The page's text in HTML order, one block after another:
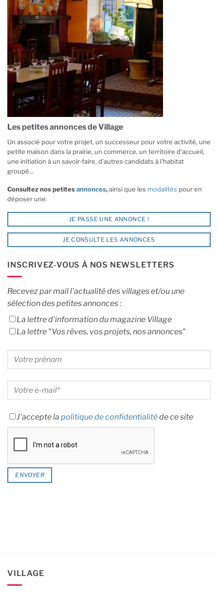
Les petites annonces de Village
Un associé pour votre projet, un successeur pour votre activité, une
petite maison dans la prairie, un commerce, un territoire d'accueil,
une initiation à un savoir-faire, d'autres candidats à l'habitat
groupé...
Consultez nos petitesannonces,ainsi que les modalités pour en
déposer une.
JE PASSE UNE ANNONCE !
JE CONSULTE LES ANNONCES
INSCRIVEZ-VOUS À NOS NEWSLETTERS
Recevez par mail l'actualité des villages et/ou une
sélection des petites annonces :
La lettre d'information du magazine Village
La lettre "Vos rêves, vos projets, nos annonces"
J'accepte la politique de confidentialitéde ce site
VILLAGE